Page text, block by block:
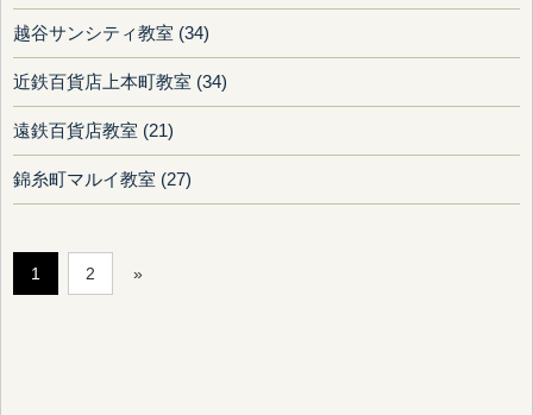
越谷サンシティ教室 (34)
近鉄百貨店上本町教室 (34)
遠鉄百貨店教室 (21)
錦糸町マルイ教室 (27)
1 2 »